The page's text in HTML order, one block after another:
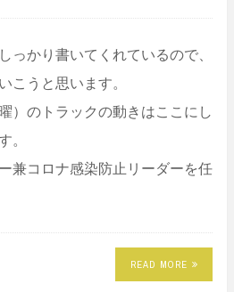
っかり書いてくれているので、
こうと思います。
）のトラックの動きはここにし
。
兼コロナ感染防止リーダーを任
READ MORE